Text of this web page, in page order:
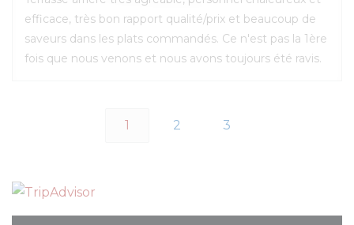
efficace, très bon rapport qualité/prix et beaucoup de
saveurs dans les plats commandés. Ce n'est pas la 1ère
fois que nous venons et nous avons toujours été ravis.
1 2 3